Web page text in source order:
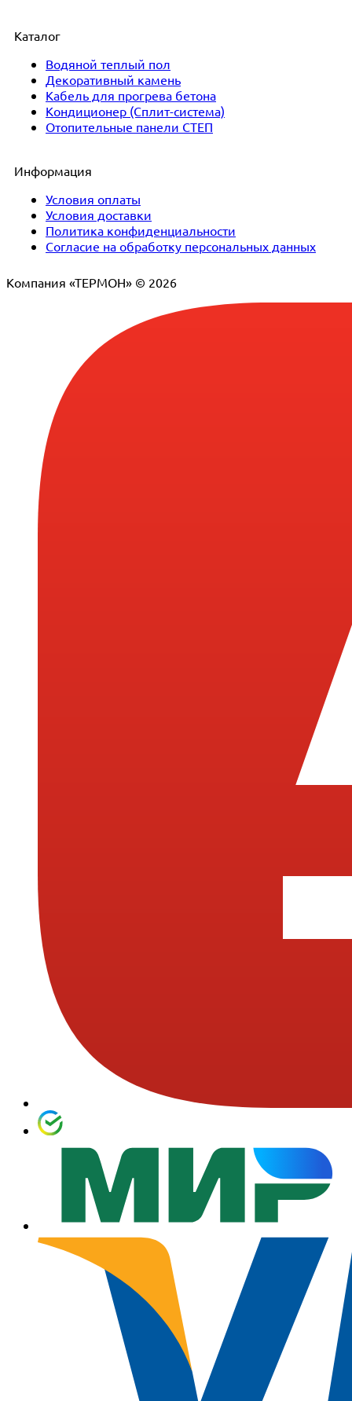
Каталог
Водяной теплый пол
Декоративный камень
Кабель для прогрева бетона
Кондиционер (Сплит-система)
Отопительные панели СТЕП
Информация
Условия оплаты
Условия доставки
Политика конфиденциальности
Согласие на обработку персональных данных
Компания «ТЕРМОН» © 2026